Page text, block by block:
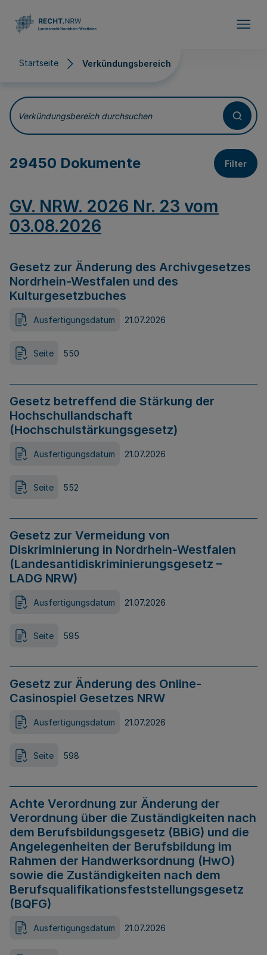
Startseite Verkündungsbereich
Verkündungsbereich
Verkündungsbereich durchsuchen
29450 Dokumente Filter
GV. NRW. 2026 Nr. 23 vom
03.08.2026
Gesetz zur Änderung des Archivgesetzes
Nordrhein-Westfalen und des
Kulturgesetzbuches
Ausfertigungsdatum 21.07.2026
Seite 550
Gesetz betreffend die Stärkung der
Hochschullandschaft
(Hochschulstärkungsgesetz)
Ausfertigungsdatum 21.07.2026
Seite 552
Gesetz zur Vermeidung von
Diskriminierung in Nordrhein-Westfalen
(Landesantidiskriminierungsgesetz –
LADG NRW)
Ausfertigungsdatum 21.07.2026
Seite 595
Gesetz zur Änderung des Online-
Casinospiel Gesetzes NRW
Ausfertigungsdatum 21.07.2026
Seite 598
Achte Verordnung zur Änderung der
Verordnung über die Zuständigkeiten nach
dem Berufsbildungsgesetz (BBiG) und die
Angelegenheiten der Berufsbildung im
Rahmen der Handwerksordnung (HwO)
sowie die Zuständigkeiten nach dem
Berufsqualifikationsfeststellungsgesetz
(BQFG)
Ausfertigungsdatum 21.07.2026